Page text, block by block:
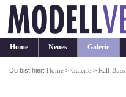
Home Neues Galerie
Du bist hier:Home >Galerie >Ralf Buss